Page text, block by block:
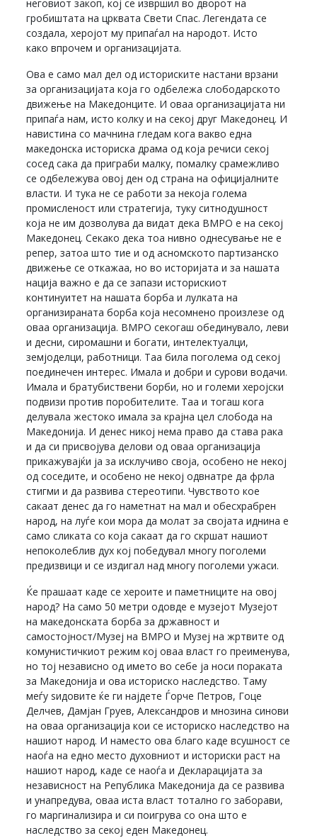
неговиот закоп, кој се извршил во дворот на
гробиштата на црквата Свети Спас. Легендата се
создала, херојот му припаѓал на народот. Исто
како впрочем и организацијата.
Ова е само мал дел од историските настани врзани
за организацијата која го одбележа слободарското
движење на Македонците. И оваа организацијата ни
припаѓа нам, исто колку и на секој друг Македонец. И
навистина со мачнина гледам кога вакво една
македонска историска драма од која речиси секој
сосед сака да приграби малку, помалку срамежливо
се одбележува овој ден од страна на официјалните
власти. И тука не се работи за некоја голема
промисленост или стратегија, туку ситнодушност
која не им дозволува да видат дека ВМРО е на секој
Македонец. Секако дека тоа нивно однесување не е
репер, затоа што тие и од асномското партизанско
движење се откажаа, но во историјата и за нашата
нација важно е да се запази историскиот
континуитет на нашата борба и лулката на
организираната борба која несомнено произлезе од
оваа организација. ВМРО секогаш обединувало, леви
и десни, сиромашни и богати, интелектуалци,
земјоделци, работници. Таа била поголема од секој
поединечен интерес. Имала и добри и сурови водачи.
Имала и братубиствени борби, но и големи херојски
подвизи против поробителите. Таа и тогаш кога
делувала жестоко имала за крајна цел слобода на
Македонија. И денес никој нема право да става рака
и да си присвојува делови од оваа организација
прикажувајќи ја за исклучиво своја, особено не некој
од соседите, и особено не некој одвнатре да фрла
стигми и да развива стереотипи. Чувството кое
сакаат денес да го наметнат на мал и обесхрабрен
народ, на луѓе кои мора да молат за својата иднина е
само сликата со која сакаат да го скршат нашиот
непоколеблив дух кој победувал многу поголеми
предизвици и се издигал над многу поголеми ужаси.
Ќе прашаат каде се хероите и паметниците на овој
народ? На само 50 метри одовде е музејот Музејот
на македонската борба за државност и
самостојност/Музеј на ВМРО и Музеј на жртвите од
комунистичкиот режим кој оваа власт го преименува,
но тој независно од името во себе ја носи пораката
за Македонија и ова историско наследство. Таму
меѓу ѕидовите ќе ги најдете Ѓорче Петров, Гоце
Делчев, Дамјан Груев, Александров и мнозина синови
на оваа организација кои се историско наследство на
нашиот народ. И наместо ова благо каде всушност се
наоѓа на едно место духовниот и историски раст на
нашиот народ, каде се наоѓа и Декларацијата за
независност на Република Македонија да се развива
и унапредува, оваа иста власт тотално го заборави,
го маргинализира и си поигрува со она што е
наследство за секој еден Македонец.